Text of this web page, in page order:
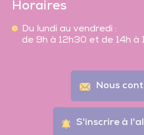
Horaires
Du lundi au vendredi :
de 9h à 12h30 et de 14h à
Nous
S'inscrire à